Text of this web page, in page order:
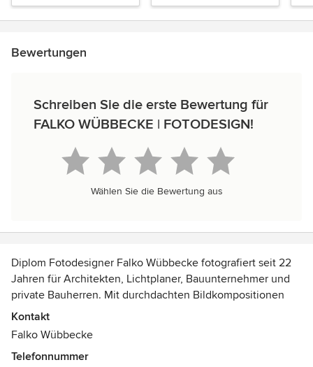
Bewertungen
Schreiben Sie die erste Bewertung für
FALKO WÜBBECKE | FOTODESIGN!
Wählen Sie die Bewertung aus
Diplom Fotodesigner Falko Wübbecke fotografiert seit 22
Jahren für Architekten, Lichtplaner, Bauunternehmer und
private Bauherren. Mit durchdachten Bildkompositionen
erfasst er die Besonderheit jedes einzelnen Projektes.
Viele seiner Bilder sind im Architekturmagazin Stylus
Kontakt
Falko Wübbecke
Telefonnummer